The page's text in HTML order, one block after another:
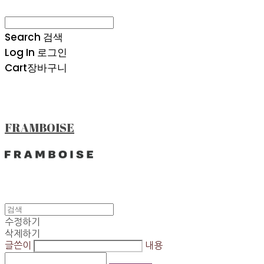
Search 검색
Log In 로그인
Cart장바구니
FRAMBOISE
수정하기
삭제하기
글쓴이
내용